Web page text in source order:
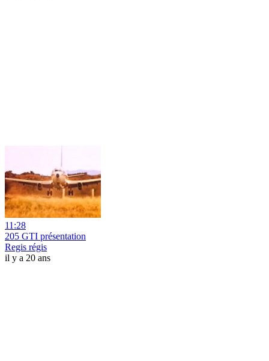
11:28
205 GTI présentation
Regis régis
il y a 20 ans